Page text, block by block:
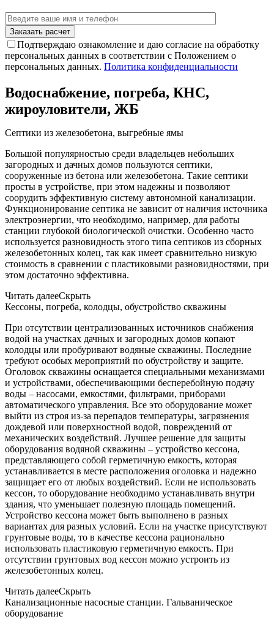
Подтверждаю ознакомление и даю согласие на обработку
персональных данных в соответствии с Положением о
персональных данных. Политика конфиденциальности
Водоснабжение, погреба, КНС,
жироуловители, ЖБ
Септики из железобетона, выгребные ямы
Большой популярностью среди владельцев небольших
загородных и дачных домов пользуются септики,
сооруженные из бетона или железобетона. Такие септики
просты в устройстве, при этом надежны и позволяют
соорудить эффективную систему автономной канализации.
Функционирование септика не зависит от наличия источника
электроэнергии, что необходимо, например, для работы
станции глубокой биологической очистки. Особенно часто
используется разновидность этого типа септиков из сборных
железобетонных колец, так как имеет сравнительно низкую
стоимость в сравнении с пластиковыми разновидностями, при
этом достаточно эффективна.
Читать далееСкрыть
Кессоны, погреба, колодцы, обустройство скважины
При отсутствии централизованных источников снабжения
водой на участках дачных и загородных домов копают
колодцы или пробуривают водяные скважины. Последние
требуют особых мероприятий по обустройству и защите.
Оголовок скважины оснащается специальными механизмами
и устройствами, обеспечивающими бесперебойную подачу
воды – насосами, емкостями, фильтрами, приборами
автоматического управления. Все это оборудование может
выйти из строя из-за перепадов температуры, загрязнения
дождевой или поверхностной водой, повреждений от
механических воздействий. Лучшее решение для защиты
оборудования водяной скважины – устройство кессона,
представляющего собой герметичную емкость, которая
устанавливается в месте расположения оголовка и надежно
защищает его от любых воздействий. Если не использовать
кессон, то оборудование необходимо устанавливать внутри
здания, что уменьшает полезную площадь помещений.
Устройство кессона может быть выполнено в разных
вариантах для разных условий. Если на участке присутствуют
грунтовые воды, то в качестве кессона рационально
использовать пластиковую герметичную емкость. При
отсутствии грунтовых вод кессон можно устроить из
железобетонных колец.
Читать далееСкрыть
Канализационные насосные станции. Гальваническое
оборудование